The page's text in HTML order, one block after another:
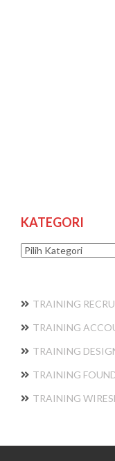
KATEGORI
Kategori
TRAINING
TRAINING
TRAINING
TRAINING
TRAINING